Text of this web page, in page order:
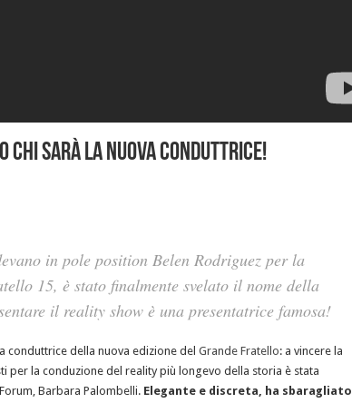
chi sarà la nuova conduttrice!
in pole position Belen Rodriguez per la
15, è stato finalmente svelato il nome della
il reality show è una presentatrice famosa!
conduttrice della nuova edizione del Grande Fratello: a vincere la
per la conduzione del reality più longevo della storia è stata
Barbara Palombelli. Elegante e discreta, ha sbaragliato